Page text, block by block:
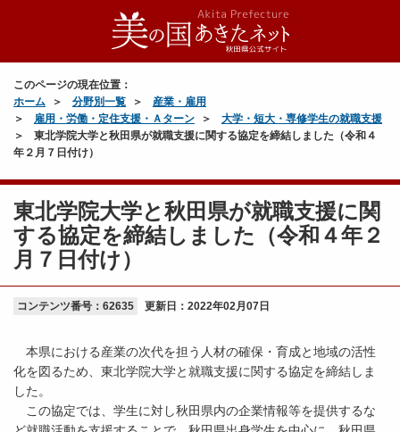
このページの現在位置：
ホーム
分野別一覧
産業・雇用
雇用・労働・定住支援・Ａターン
大学・短大・専修学生の就職支援
東北学院大学と秋田県が就職支援に関する協定を締結しました（令和４
年２月７日付け）
東北学院大学と秋田県が就職支援に関
する協定を締結しました（令和４年２
月７日付け）
コンテンツ番号：62635 更新日： 2022年02月07日
本県における産業の次代を担う人材の確保・育成と地域の活性
化を図るため、東北学院大学と就職支援に関する協定を締結しま
した。
この協定では、学生に対し秋田県内の企業情報等を提供するな